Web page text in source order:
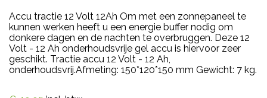
Accu tractie 12 Volt 12Ah Om met een zonnepaneel te
kunnen werken heeft u een energie buffer nodig om
donkere dagen en de nachten te overbruggen. Deze 12
Volt - 12 Ah onderhoudsvrije gel accu is hiervoor zeer
geschikt. Tractie accu 12 Volt - 12 Ah,
onderhoudsvrij.Afmeting: 150*120*150 mm Gewicht: 7 kg.